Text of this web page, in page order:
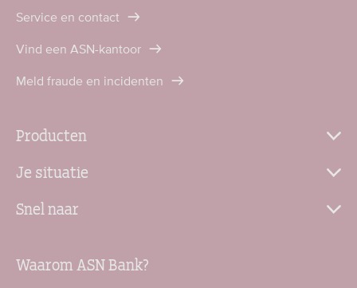
Service en contact
Vind een ASN-kantoor
Meld fraude en incidenten
Producten
Je situatie
Snel naar
Waarom ASN Bank?